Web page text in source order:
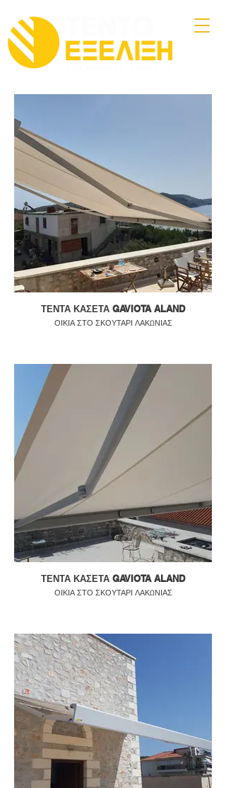
ΤΕΝΤΑ ΚΑΣΕΤΑ GAVIOTA ALAND
ΟΙΚΙΑ ΣΤΟ ΣΚΟΥΤΑΡΙ ΛΑΚΩΝΙΑΣ
ΤΕΝΤΑ ΚΑΣΕΤΑ GAVIOTA ALAND
ΟΙΚΙΑ ΣΤΟ ΣΚΟΥΤΑΡΙ ΛΑΚΩΝΙΑΣ